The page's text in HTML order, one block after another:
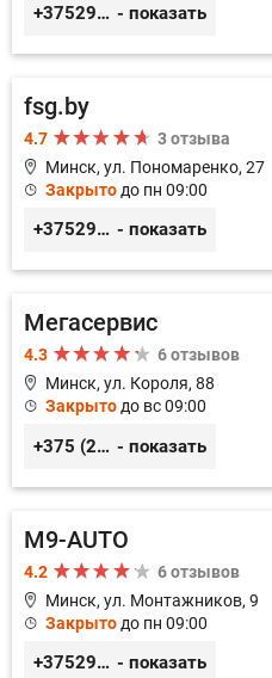
+375296518100 - показать
fsg.by
4.7
3 отзыва
Минск, ул. Пономаренко, 27
Закрыто до пн 09:00
+375291882338 - показать
Мегасервис
4.3
6 отзывов
Минск, ул. Короля, 88
Закрытодо вс 09:00
+375 (29) 627-44-88 - показать
M9-AUTO
4.2
6 отзывов
Минск, ул. Монтажников, 9
Закрыто до пн 09:00
+375299395764 - показать